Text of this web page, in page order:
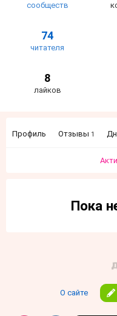
сообществ
74
читателя
8
лайков
Профиль Отзывы 1
Пока
О сайте